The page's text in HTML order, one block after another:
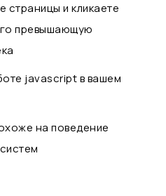
страницы и кликаете
превышающую
javascript в вашем
на поведение